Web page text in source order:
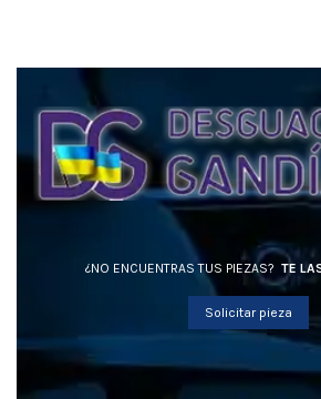
¿NO ENCUENTRAS TUS PIEZAS? TE
Solicitar pieza